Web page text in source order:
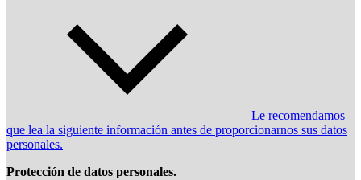
Le recomendamos
que lea la siguiente información antes de proporcionarnos sus datos
personales.
Protección de datos personales.